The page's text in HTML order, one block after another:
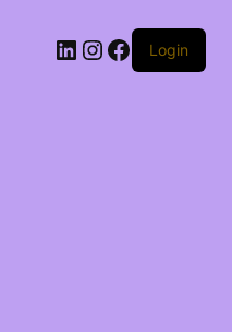
LinkedIn
Instagram
Facebook
Login